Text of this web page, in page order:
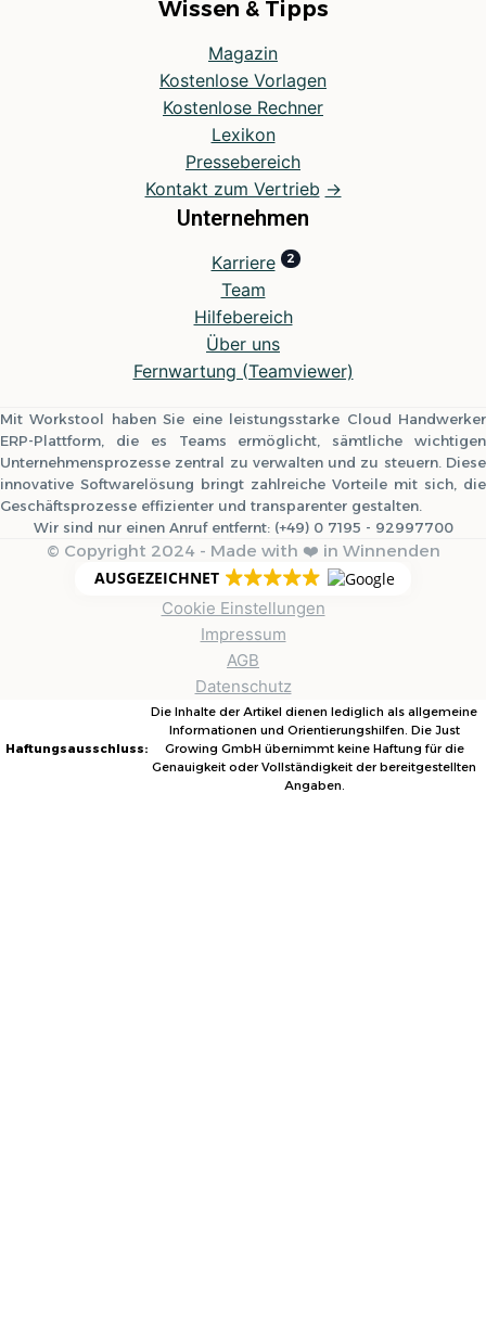
Wissen & Tipps
Magazin
Kostenlose Vorlagen
Kostenlose Rechner
Lexikon
Pressebereich
Kontakt zum Vertrieb
Unternehmen
Karriere
Team
Hilfebereich
Über uns
Fernwartung (Teamviewer)
Mit Workstool haben Sie eine leistungsstarke Cloud Handwerker
ERP-Plattform, die es Teams ermöglicht, sämtliche wichtigen
Unternehmensprozesse zentral zu verwalten und zu steuern. Diese
innovative Softwarelösung bringt zahlreiche Vorteile mit sich, die
Geschäftsprozesse effizienter und transparenter gestalten.
Wir sind nur einen Anruf entfernt: (+49) 0 7195 - 92997700
© Copyright 2024 - Made with ❤️ in Winnenden
AUSGEZEICHNET
Cookie Einstellungen
Impressum
AGB
Datenschutz
Haftungsausschluss:
Die Inhalte der Artikel dienen lediglich als allgemeine
Informationen und Orientierungshilfen. Die Just
Growing GmbH übernimmt keine Haftung für die
Genauigkeit oder Vollständigkeit der bereitgestellten
Angaben.